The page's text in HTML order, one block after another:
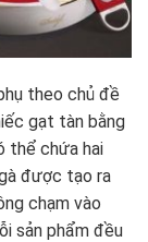
theo chủ đề
gạt tàn bằng
thể chứa hai
được tạo ra
chạm vào
sản phẩm đều